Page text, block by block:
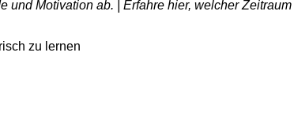
und Motivation ab. | Erfahre hier, welcher Zeitraum